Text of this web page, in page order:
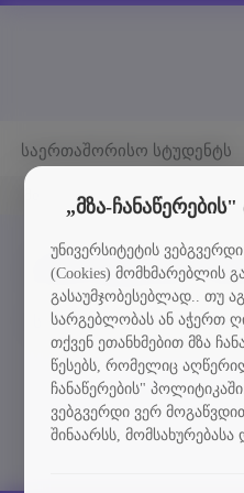
საერთაშორისო სტუდენტს
მთავარი ენერგეტიკის
ენერგეტიკის
საერთაშორისო
„მზა-
უნივერსიტეტის ვებგვერდი
(Cookies) მომხმარებლის
გასაუმჯობესებლად.. თუ
სარგებლობას ან აჭერთ
თქვენ ეთანხმებით მზა
წესებს, რომელიც
ჩანაწერების"
ვებგვერდი ვერ
შინაარსს, მომსახურებასა